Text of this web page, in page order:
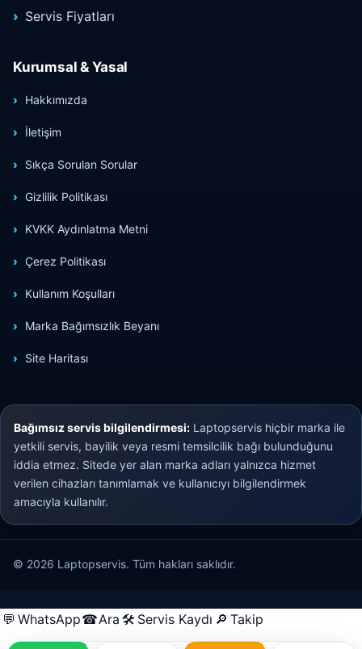
Servis Fiyatları
Kurumsal & Yasal
Hakkımızda
İletişim
Sıkça Sorulan Sorular
Gizlilik Politikası
KVKK Aydınlatma Metni
Çerez Politikası
Kullanım Koşulları
Marka Bağımsızlık Beyanı
Site Haritası
Bağımsız servis bilgilendirmesi: Laptopservis hiçbir marka ile
yetkili servis, bayilik veya resmi temsilcilik bağı bulunduğunu
iddia etmez. Sitede yer alan marka adları yalnızca hizmet
verilen cihazları tanımlamak ve kullanıcıyı bilgilendirmek
amacıyla kullanılır.
© 2026 Laptopservis. Tüm hakları saklıdır.
💬 WhatsApp☎Ara 🛠 Servis Kaydı 🔎 Takip